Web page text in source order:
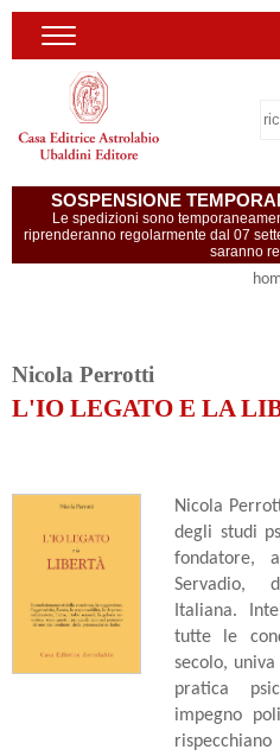
SOSPENSIONE
Le spedizioni sono
riprenderanno regolarmente dal 07
saranno
Nicola Perrotti
L'IO LEGATO E LA
Nicola
degli studi
fondatore,
Servadio,
Italiana.
tutte le
secolo,
pratica
impegno